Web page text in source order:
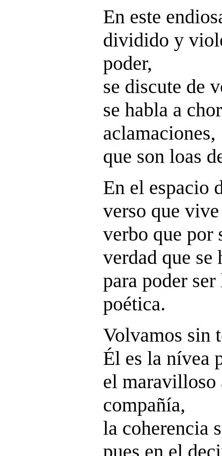
En este
dividido y
poder,
se discute de
se habla a
aclamaciones,
que son loas
En el espacio
verso que
verbo que por
verdad que se
para poder
poética.
Volvamos sin
Él es la nívea
el maravilloso
compañía,
la coherencia
pues en el